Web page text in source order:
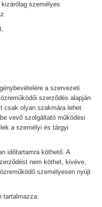
személyes
a szervezeti
szerződés alapján
csak olyan szakmára lehet
vevő szolgáltató működési
a személyi és tárgyi
időtartamra köthető. A
nem köthet, kivéve,
személyesen nyújt
tartalmazza: